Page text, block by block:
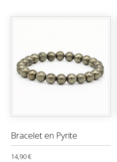
Bracelet en Pyrite
14,90 €